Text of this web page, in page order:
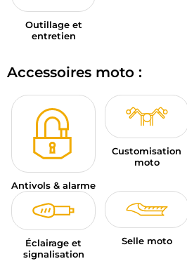
Outillage et
entretien
Accessoires moto :
Antivols & alarme
Customisation
moto
Éclairage et
signalisation
Selle moto